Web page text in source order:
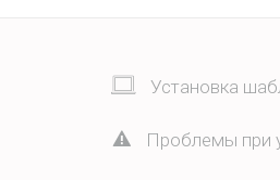
Установка
Проблемы при